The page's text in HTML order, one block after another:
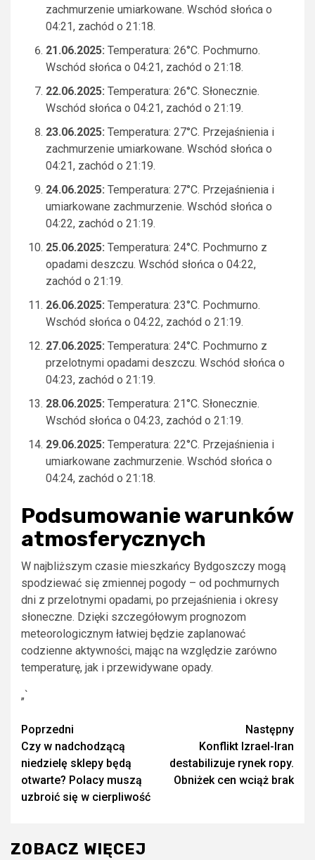
zachmurzenie umiarkowane. Wschód słońca o
04:21, zachód o 21:18.
21.06.2025: Temperatura: 26°C. Pochmurno.
Wschód słońca o 04:21, zachód o 21:18.
22.06.2025: Temperatura: 26°C. Słonecznie.
Wschód słońca o 04:21, zachód o 21:19.
23.06.2025: Temperatura: 27°C. Przejaśnienia i
zachmurzenie umiarkowane. Wschód słońca o
04:21, zachód o 21:19.
24.06.2025: Temperatura: 27°C. Przejaśnienia i
umiarkowane zachmurzenie. Wschód słońca o
04:22, zachód o 21:19.
25.06.2025: Temperatura: 24°C. Pochmurno z
opadami deszczu. Wschód słońca o 04:22,
zachód o 21:19.
26.06.2025: Temperatura: 23°C. Pochmurno.
Wschód słońca o 04:22, zachód o 21:19.
27.06.2025: Temperatura: 24°C. Pochmurno z
przelotnymi opadami deszczu. Wschód słońca o
04:23, zachód o 21:19.
28.06.2025: Temperatura: 21°C. Słonecznie.
Wschód słońca o 04:23, zachód o 21:19.
29.06.2025: Temperatura: 22°C. Przejaśnienia i
umiarkowane zachmurzenie. Wschód słońca o
04:24, zachód o 21:18.
Podsumowanie warunków
atmosferycznych
W najbliższym czasie mieszkańcy Bydgoszczy mogą
spodziewać się zmiennej pogody – od pochmurnych
dni z przelotnymi opadami, po przejaśnienia i okresy
słoneczne. Dzięki szczegółowym prognozom
meteorologicznym łatwiej będzie zaplanować
codzienne aktywności, mając na względzie zarówno
temperaturę, jak i przewidywane opady.
„`
Zobacz
wpisy
Poprzedni
Czy w nadchodzącą
niedzielę sklepy będą
otwarte? Polacy muszą
uzbroić się w cierpliwość
Następny
Konflikt Izrael-Iran
destabilizuje rynek ropy.
Obniżek cen wciąż brak
ZOBACZ WIĘCEJ